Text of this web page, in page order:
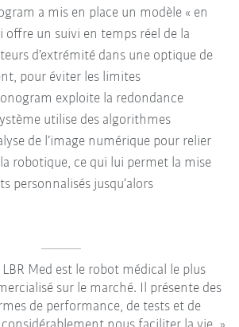
a mis en place un modèle « en
offre un suivi en temps réel de la
d’extrémité dans une optique de
pour éviter les limites
exploite la redondance
utilise des algorithmes
de l’image numérique pour relier
la robotique, ce qui lui permet la mise
personnalisés jusqu’alors
Med est le robot médical le plus
sur le marché. Il présente des
de performance, de tests et de